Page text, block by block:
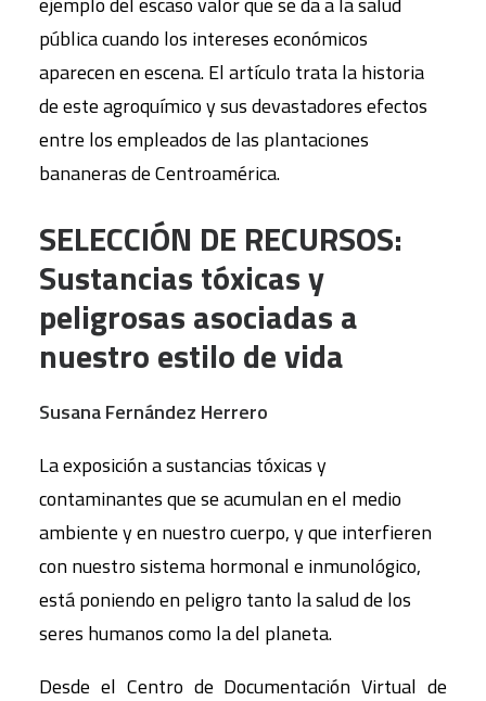
pública cuando los intereses económicos
aparecen en escena. El artículo trata la historia
de este agroquímico y sus devastadores efectos
entre los empleados de las plantaciones
bananeras de Centroamérica.
SELECCIÓN DE RECURSOS:
Sustancias tóxicas y
peligrosas asociadas a
nuestro estilo de vida
Susana Fernández Herrero
La exposición a sustancias tóxicas y
contaminantes que se acumulan en el medio
ambiente y en nuestro cuerpo, y que interfieren
con nuestro sistema hormonal e inmunológico,
está poniendo en peligro tanto la salud de los
seres humanos como la del planeta.
Desde el Centro de Documentación Virtual de